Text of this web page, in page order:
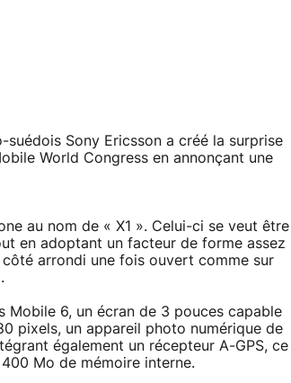
Sony Ericsson a créé la surprise
World Congress en annonçant une
au nom de « X1 ». Celui-ci se veut être
en adoptant un facteur de forme assez
arrondi une fois ouvert comme sur
Mobile 6, un écran de 3 pouces capable
pixels, un appareil photo numérique de
également un récepteur A-GPS, ce
Mo de mémoire interne.